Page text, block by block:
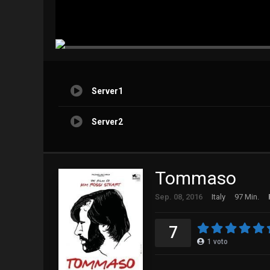
Server1
Server2
Tommaso
Sep. 08, 2016 Italy 97 Min.
7 1 voto